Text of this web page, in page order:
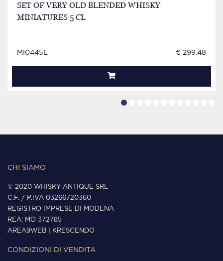
SET OF VERY OLD BLENDED WHISKY
MINIATURES 5 CL
MI0445E € 299.48
CHI SIAMO
© 2020 WHISKY ANTIQUE SRL
C.F. / P.IVA 03266720360
REGISTRO IMPRESE DI MODENA
REA: MO 372785
AREA9WEB
KRESCENDO
CONDIZIONI DI VENDITA